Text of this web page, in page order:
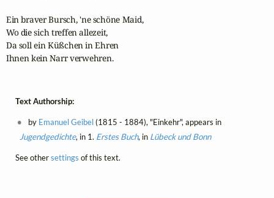
Ein braver Bursch, 'ne schöne Maid,
Wo die sich treffen allezeit,
Da soll ein Küßchen in Ehren
Ihnen kein Narr verwehren.
Text Authorship:
by Emanuel Geibel(1815 - 1884), "Einkehr", appears in
Jugendgedichte, in 1. Erstes Buch, in Lübeck und Bonn
See othersettings of this text.